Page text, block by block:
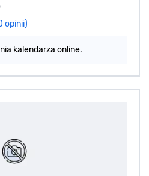
opinii)
kalendarza online.